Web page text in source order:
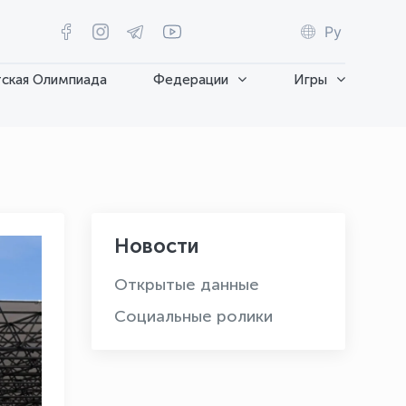
Ру
Олимпиада Федерации Игры
Новости
Открытые данные
Социальные ролики